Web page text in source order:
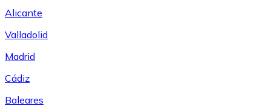
Alicante
Valladolid
Madrid
Cádiz
Baleares